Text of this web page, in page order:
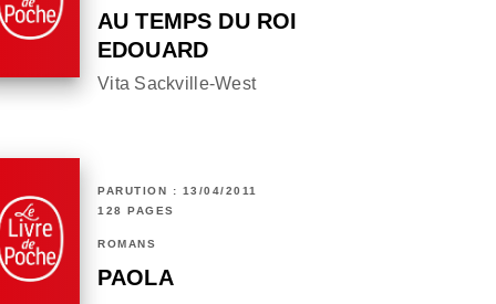
AU TEMPS DU ROI
EDOUARD
Vita Sackville-West
PARUTION : 13/04/2011
128 PAGES
ROMANS
PAOLA